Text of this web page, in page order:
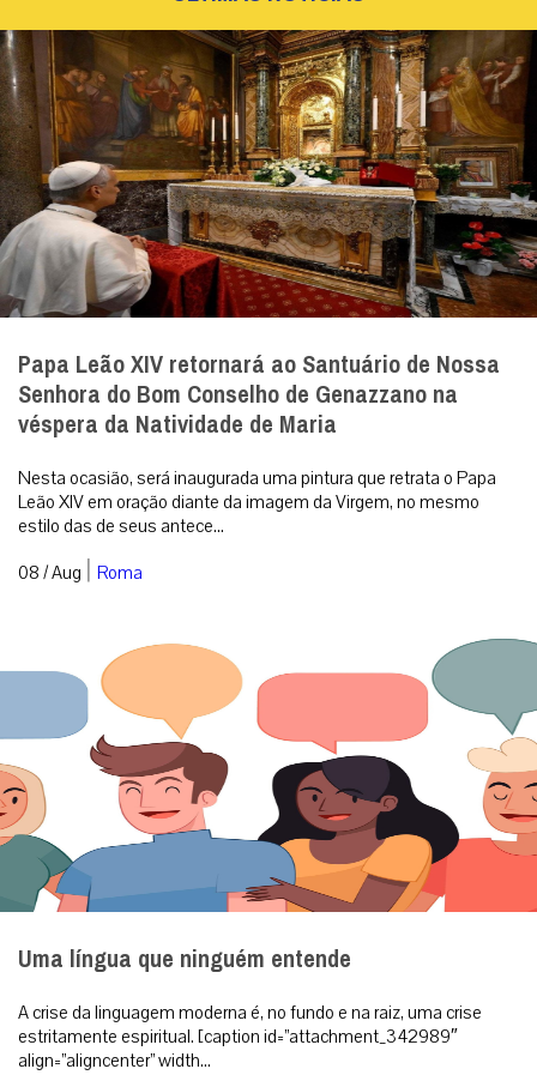
Papa Leão XIV retornará ao Santuário de Nossa
Senhora do Bom Conselho de Genazzano na
véspera da Natividade de Maria
Nesta ocasião, será inaugurada uma pintura que retrata o Papa
Leão XIV em oração diante da imagem da Virgem, no mesmo
estilo das de seus antece...
08 / Aug | Roma
Uma língua que ninguém entende
A crise da linguagem moderna é, no fundo e na raiz, uma crise
estritamente espiritual. [caption id=”attachment_342989″
align=”aligncenter” width...